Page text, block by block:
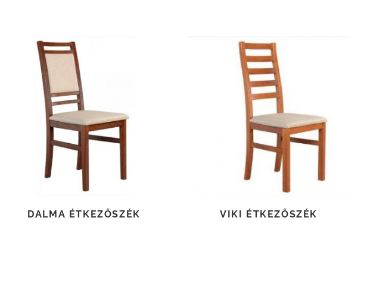
TOVÁBB OLVASOM
DALMA ÉTKEZŐSZÉK
TOVÁBB OLVASOM
VIKI ÉTKEZŐSZÉK